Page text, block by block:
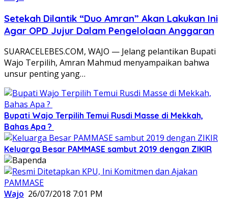
Setekah Dilantik “Duo Amran” Akan Lakukan Ini
Agar OPD Jujur Dalam Pengelolaan Anggaran
SUARACELEBES.COM, WAJO — Jelang pelantikan Bupati
Wajo Terpilih, Amran Mahmud menyampaikan bahwa
unsur penting yang…
Bupati Wajo Terpilih Temui Rusdi Masse di Mekkah,
Bahas Apa ?
Keluarga Besar PAMMASE sambut 2019 dengan ZIKIR
Wajo 26/07/2018 7:01 PM